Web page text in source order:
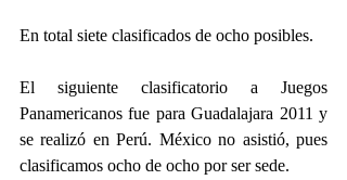
En total siete clasificados de ocho posibles.
El siguiente clasificatorio a Juegos
Panamericanos fue para Guadalajara 2011 y
se realizó en Perú. México no asistió, pues
clasificamos ocho de ocho por ser sede.